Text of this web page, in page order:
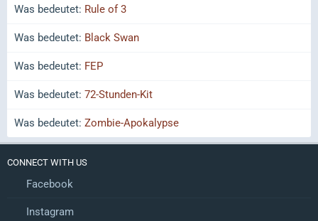
Was bedeutet: Rule of 3
Was bedeutet: Black Swan
Was bedeutet: FEP
Was bedeutet: 72-Stunden-Kit
Was bedeutet: Zombie-Apokalypse
CONNECT WITH US
Facebook
Instagram